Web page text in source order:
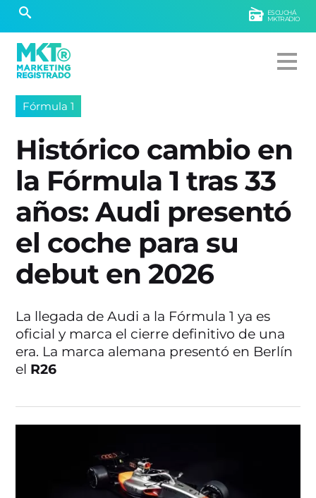
ESCUCHÁ
MKTRADIO
Fórmula 1
Histórico cambio en
la Fórmula 1 tras 33
años: Audi presentó
el coche para su
debut en 2026
La llegada de Audi a la Fórmula 1 ya es
oficial y marca el cierre definitivo de una
era. La marca alemana presentó en Berlín
el R26